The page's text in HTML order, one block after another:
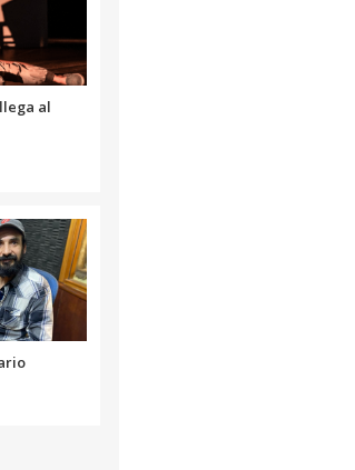
volumen.
al